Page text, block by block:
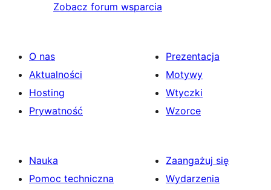
Zobacz forum wsparcia
O nas
Aktualności
Hosting
Prywatność
Prezentacja
Motywy
Wtyczki
Wzorce
Nauka
Pomoc techniczna
Zaangażuj się
Wydarzenia